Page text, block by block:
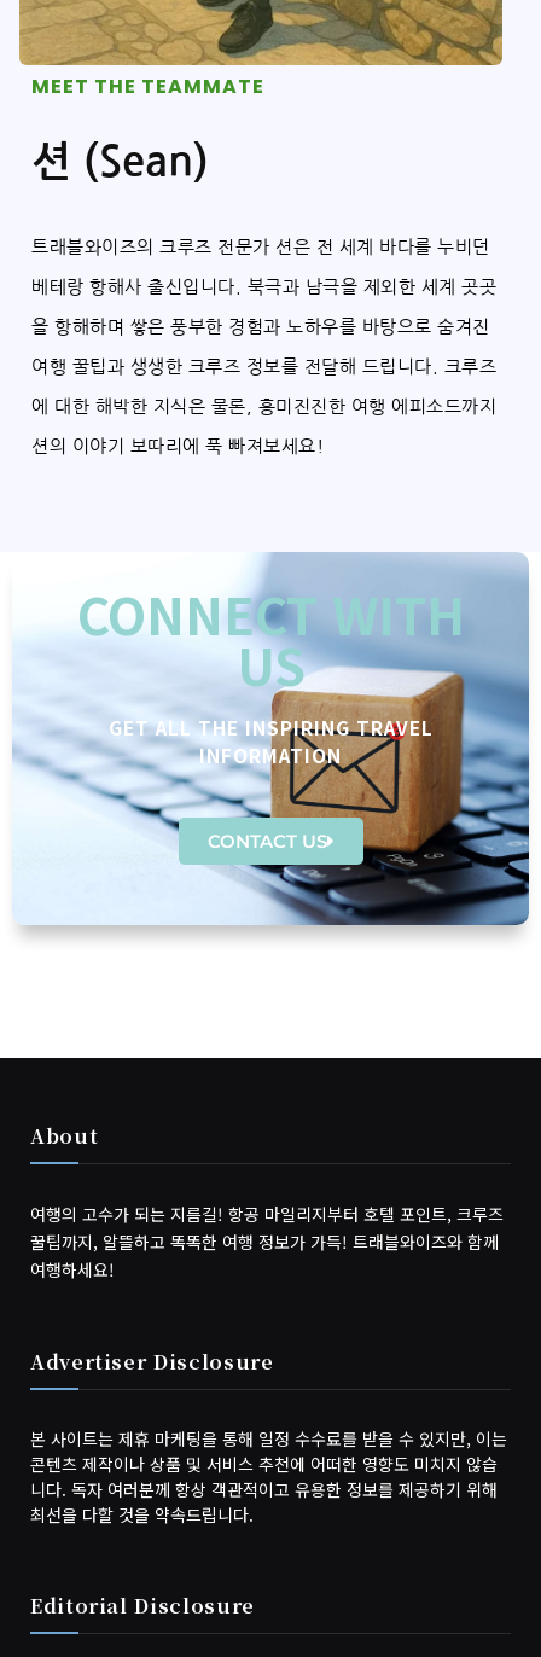
MEET THE TEAMMATE
션 (Sean)
트래블와이즈의 크루즈 전문가 션은 전 세계 바다를 누비던
베테랑 항해사 출신입니다. 북극과 남극을 제외한 세계 곳곳
을 항해하며 쌓은 풍부한 경험과 노하우를 바탕으로 숨겨진
여행 꿀팁과 생생한 크루즈 정보를 전달해 드립니다. 크루즈
에 대한 해박한 지식은 물론, 흥미진진한 여행 에피소드까지
션의 이야기 보따리에 푹 빠져보세요!
CONNECT WITH
US
GET ALL THE INSPIRING TRAVEL
INFORMATION
CONTACT US
About
여행의 고수가 되는 지름길! 항공 마일리지부터 호텔 포인트, 크루즈
꿀팁까지, 알뜰하고 똑똑한 여행 정보가 가득! 트래블와이즈와 함께
여행하세요!
Advertiser Disclosure
본 사이트는 제휴 마케팅을 통해 일정 수수료를 받을 수 있지만, 이는
콘텐츠 제작이나 상품 및 서비스 추천에 어떠한 영향도 미치지 않습
니다. 독자 여러분께 항상 객관적이고 유용한 정보를 제공하기 위해
최선을 다할 것을 약속드립니다.
Editorial Disclosure